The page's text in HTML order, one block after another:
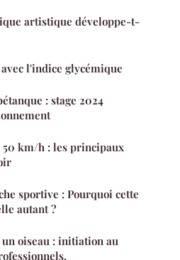
artistique développe-t-
l'indice glycémique
: stage 2024
km/h : les principaux
sportive : Pourquoi cette
autant ?
oiseau : initiation au